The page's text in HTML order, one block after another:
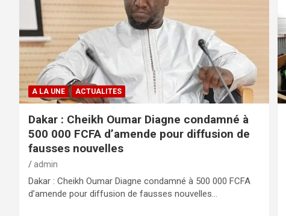
A LA UNE ACTUALITES
Dakar : Cheikh Oumar Diagne condamné à
500 000 FCFA d’amende pour diffusion de
fausses nouvelles
admin
Dakar : Cheikh Oumar Diagne condamné à 500 000 FCFA
d’amende pour diffusion de fausses nouvelles…